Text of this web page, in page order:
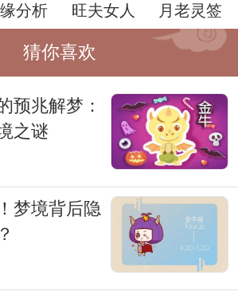
是个人心理的表达，更是文
集体意识的映照。解梦小姐
，或许正是这个映照过程中
键的组成部分。
们对心灵和梦境的探索从未
家、文化学者和艺术家们纷
的奥秘，试图在梦境的迷雾
梦小姐们作为这个探索过程
仅仅是个体心理的缩影，更
一种表达。
分析 旺夫女人 月老灵签
猜你喜欢
预兆解梦：
之谜
梦境背后隐